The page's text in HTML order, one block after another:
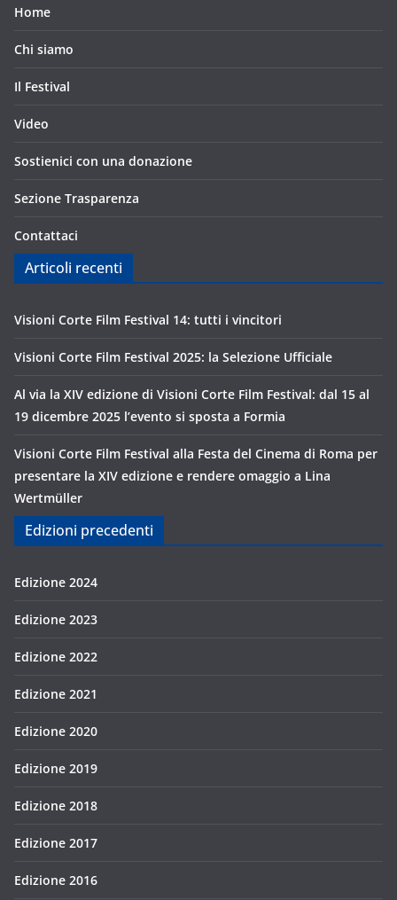
Home
Chi siamo
Il Festival
Video
Sostienici con una donazione
Sezione Trasparenza
Contattaci
Articoli recenti
Visioni Corte Film Festival 14: tutti i vincitori
Visioni Corte Film Festival 2025: la Selezione Ufficiale
Al via la XIV edizione di Visioni Corte Film Festival: dal 15 al
19 dicembre 2025 l’evento si sposta a Formia
Visioni Corte Film Festival alla Festa del Cinema di Roma per
presentare la XIV edizione e rendere omaggio a Lina
Wertmüller
Edizioni precedenti
Edizione 2024
Edizione 2023
Edizione 2022
Edizione 2021
Edizione 2020
Edizione 2019
Edizione 2018
Edizione 2017
Edizione 2016